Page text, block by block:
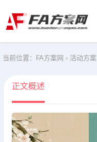
当前位置： FA方案网 > 活动方案
正文概述